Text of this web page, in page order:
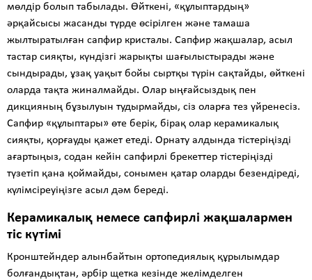
мөлдір болып табылады. Өйткені, «құлыптардың»
әрқайсысы жасанды түрде өсірілген және тамаша
жылтыратылған сапфир кристалы. Сапфир жақшалар, асыл
тастар сияқты, күндізгі жарықты шағылыстырады және
сындырады, ұзақ уақыт бойы сыртқы түрін сақтайды, өйткені
оларда тақта жиналмайды. Олар ыңғайсыздық пен
дикцияның бұзылуын тудырмайды, сіз оларға тез үйренесіз.
Сапфир «құлыптары» өте берік, бірақ олар керамикалық
сияқты, қорғауды қажет етеді. Орнату алдында тістеріңізді
ағартыңыз, содан кейін сапфирлі брекеттер тістеріңізді
түзетіп қана қоймайды, сонымен қатар оларды безендіреді,
күлімсіреуіңізге асыл дәм береді.
Керамикалық немесе сапфирлі жақшалармен
тіс күтімі
Кронштейндер алынбайтын ортопедиялық құрылымдар
болғандықтан, әрбір щетка кезінде желімделген